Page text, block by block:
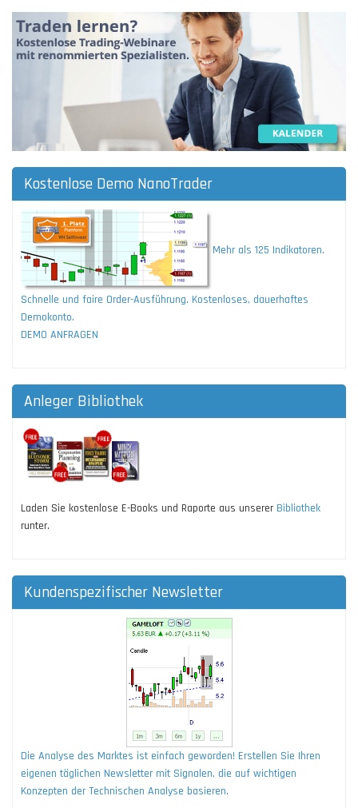
Kostenlose Demo NanoTrader
Mehr als 125 Indikatoren.
Schnelle und faire Order-Ausführung. Kostenloses, dauerhaftes
Demokonto.
DEMO ANFRAGEN
Anleger Bibliothek
Laden Sie kostenlose E-Books und Raporte aus unserer Bibliothek
runter.
Kundenspezifischer Newsletter
Die Analyse des Marktes ist einfach geworden! Erstellen Sie Ihren
eigenen täglichen Newsletter mit Signalen, die auf wichtigen
Konzepten der Technischen Analyse basieren.